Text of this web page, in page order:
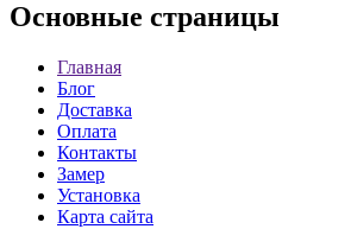
Основные страницы
Главная
Блог
Доставка
Оплата
Контакты
Замер
Установка
Карта сайта